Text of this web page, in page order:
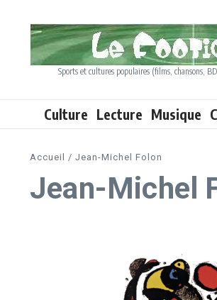
Sports et cultures populaires (films, chansons,
Culture Lecture Musique
Accueil / Jean-Michel Folon
Jean-Michel